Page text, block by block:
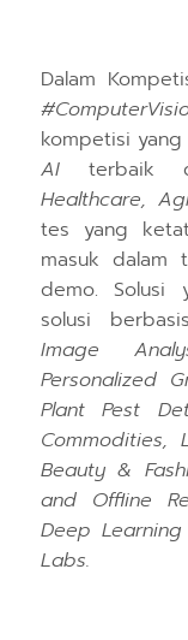
Dalam
kompetisi
AI terbaik
Healthcare,
tes yang
masuk dalamt
demo.
solusi
Image
Personalized
Plant Pest
Commodities,
Beauty &
and Offline
Deep
Labs.